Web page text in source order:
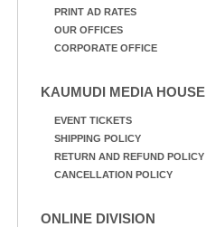
PRINT AD RATES
OUR OFFICES
CORPORATE OFFICE
KAUMUDI MEDIA HOUSE
EVENT TICKETS
SHIPPING POLICY
RETURN AND REFUND POLICY
CANCELLATION POLICY
ONLINE DIVISION